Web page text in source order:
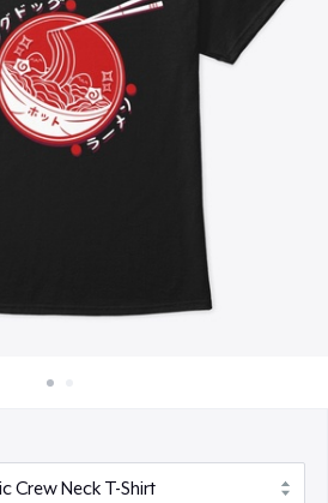
Verkoop overal
Verkoop alles
Pullover Hoodie
Crewneck Sweatshirt
Top
Sleeve Tee